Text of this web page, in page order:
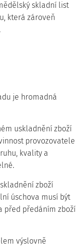
skladní list
která zároveň
je hromadná
uskladnění zboží
provozovatele
kvality a
zboží
úschova musí být
před předáním zboží
výslovně